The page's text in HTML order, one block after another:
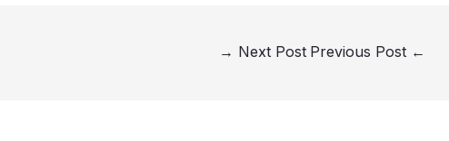
←
Next Post
→